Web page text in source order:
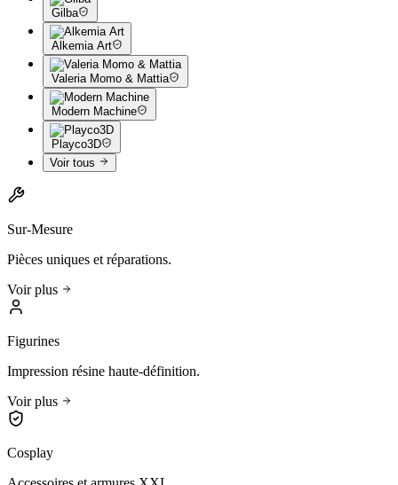
Gilba
Alkemia Art
Valeria Momo & Mattia
Modern Machine
Playco3D
Voir tous
Sur-Mesure
Pièces uniques et réparations.
Voir plus
Figurines
Impression résine haute-définition.
Voir plus
Cosplay